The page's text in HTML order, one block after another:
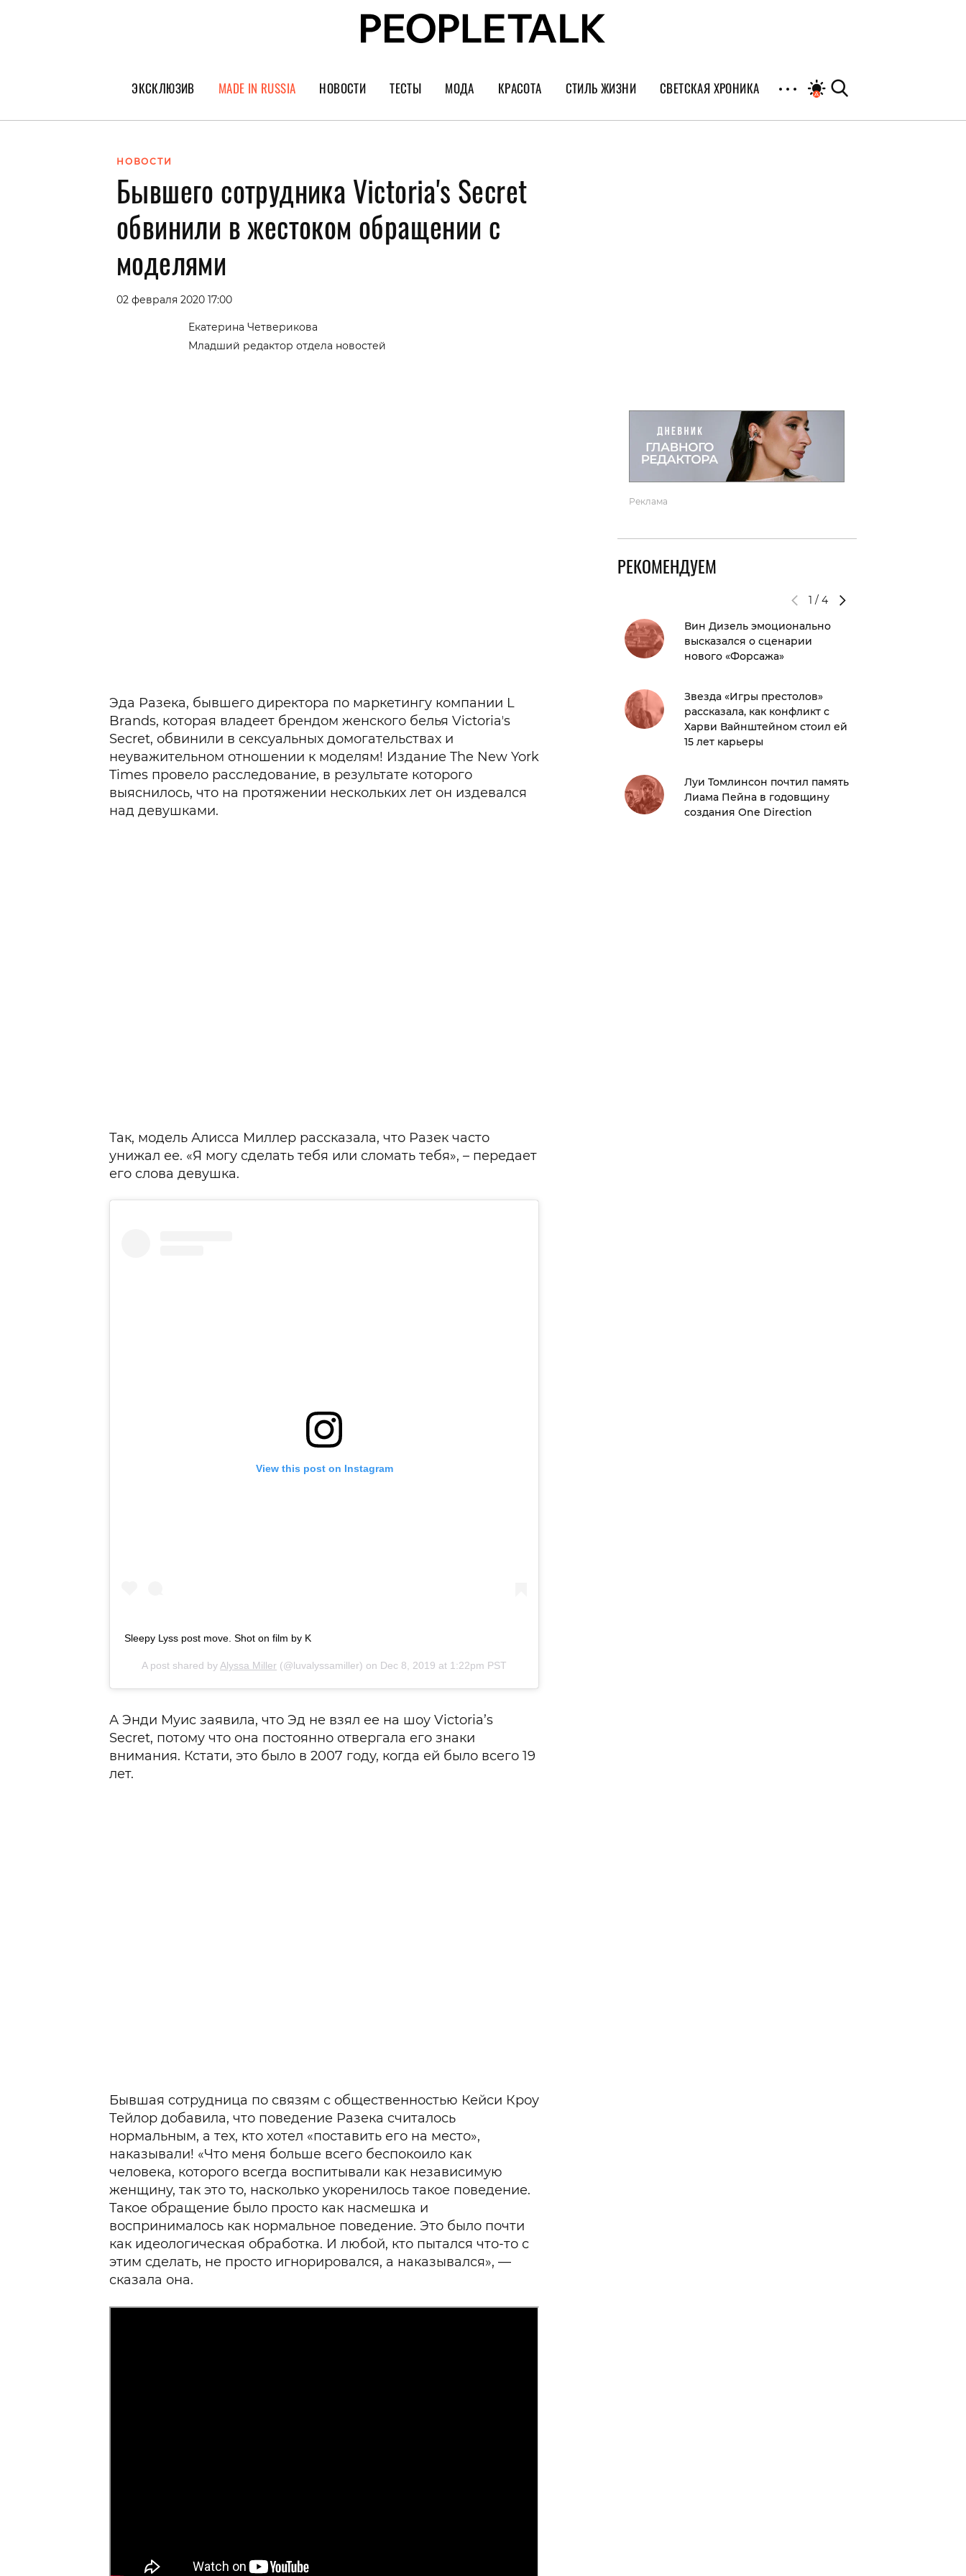
ЭКСКЛЮЗИВ
ГЕРОИ PEOPLETALK
ПОКОЛЕНИЕ
MADE IN RUSSIA НОВОСТИ ТЕСТЫ МОДА
Тренды
Как носить
Украшения и часы
КРАСОТА
Уход за лицом
Парфюм
СТИЛЬ ЖИЗНИ
Культура
СВЕТСКАЯ ХРОНИКА
НОВОСТИ
Бывшего сотрудника Victoria's Secret
обвинили в жестоком обращении с
моделями
02 февраля 2020 17:00
Екатерина Четверикова
Младший редактор отдела новостей
Эда Разека, бывшего директора по маркетингу компании L
Brands, которая владеет брендом женского белья Victoriaʼs
Secret, обвинили в сексуальных домогательствах и
неуважительном отношении к моделям! Издание The New York
Times провело расследование, в результате которого
выяснилось, что на протяжении нескольких лет он издевался
над девушками.
Так, модель Алисса Миллер рассказала, что Разек часто
унижал ее. «Я могу сделать тебя или сломать тебя», – передает
его слова девушка.
View this post on Instagram
Sleepy Lyss post move. Shot on film by K
A post shared by Alyssa Miller (@luvalyssamiller) on Dec 8, 2019 at 1:22pm PST
А Энди Муис заявила, что Эд не взял ее на шоу Victoria’s
Secret, потому что она постоянно отвергала его знаки
внимания. Кстати, это было в 2007 году, когда ей было всего 19
лет.
Бывшая сотрудница по связям с общественностью Кейси Кроу
Тейлор добавила, что поведение Разека считалось
нормальным, а тех, кто хотел «поставить его на место»,
наказывали! «Что меня больше всего беспокоило как
человека, которого всегда воспитывали как независимую
женщину, так это то, насколько укоренилось такое поведение.
Такое обращение было просто как насмешка и
воспринималось как нормальное поведение. Это было почти
как идеологическая обработка. И любой, кто пытался что-то с
этим сделать, не просто игнорировался, а наказывался», —
сказала она.
Реклама
РЕКОМЕНДУЕМ
1 /4
Вин Дизель эмоционально
высказался о сценарии
нового «Форсажа»
Звезда «Игры престолов»
рассказала, как конфликт с
Харви Вайнштейном стоил ей
15 лет карьеры
Луи Томлинсон почтил память
Лиама Пейна в годовщину
создания One Direction